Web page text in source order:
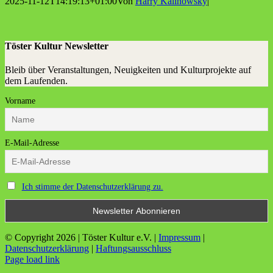
Töster Kultur Newsletter
Bleib über Veranstaltungen, Neuigkeiten und Kulturprojekte auf
dem Laufenden.
Vorname
E-Mail-Adresse
Ich stimme der Datenschutzerklärung zu.
© Copyright 2026 | Töster Kultur e.V. | Impressum |
Datenschutzerklärung | Haftungsausschluss
Facebook
X
Instagram
YouTube
Page load link